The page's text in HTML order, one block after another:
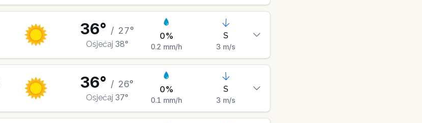
36° / 27°
Osjećaj 38°
0%
0.2 mm/h
S
3 m/s
36° / 26°
Osjećaj 37°
0%
0.1 mm/h
S
3 m/s